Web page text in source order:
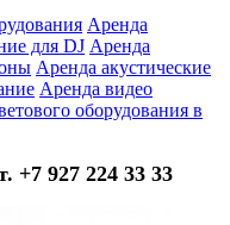
Аренда
для DJ Аренда
Аренда акустические
Аренда видео
оборудования в
+7 927 224 33 33